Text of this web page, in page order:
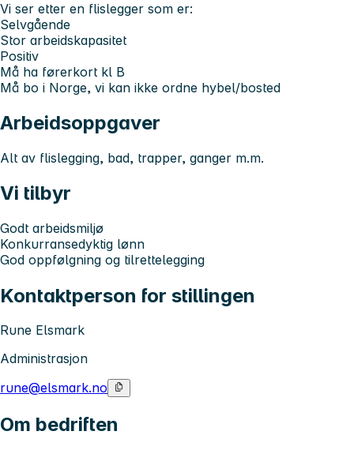
Vi ser etter en flislegger som er:
Selvgående
Stor arbeidskapasitet
Positiv
Må ha førerkort kl B
Må bo i Norge, vi kan ikke ordne hybel/bosted
Arbeidsoppgaver
Alt av flislegging, bad, trapper, ganger m.m.
Vi tilbyr
Godt arbeidsmiljø
Konkurransedyktig lønn
God oppfølgning og tilrettelegging
Kontaktperson for stillingen
Rune Elsmark
Administrasjon
rune@elsmark.no
Om bedriften